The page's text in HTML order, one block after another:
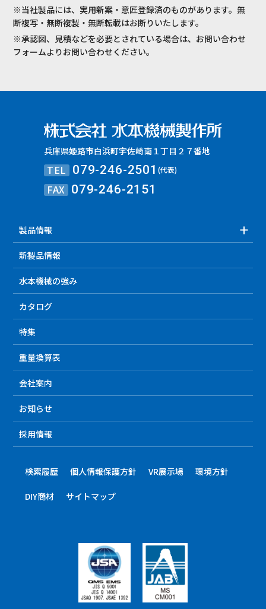
※当社製品には、実用新案・意匠登録済のものがあります。無
断複写・無断複製・無断転載はお断りいたします。
※承認図、見積などを必要とされている場合は、お問い合わせ
フォームよりお問い合わせください。
兵庫県姫路市白浜町宇佐崎南１丁目２７番地
TEL 079-246-2501(代表)
FAX 079-246-2151
製品情報
新製品情報
水本機械の強み
カタログ
特集
重量換算表
会社案内
お知らせ
採用情報
検索履歴 個人情報保護方針 VR展示場 環境方針
DIY商材 サイトマップ